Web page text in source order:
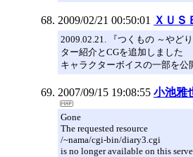
2009/02/21 00:50:01 ＸＵＳ
2009.02.21. 『つくもの ～やど
ター紹介とCGを追加しました
キャラクターボイスの一部を公
2007/09/15 19:08:55 小池雅
Gone
The requested resource
/~nama/cgi-bin/diary3.cgi
is no longer available on this